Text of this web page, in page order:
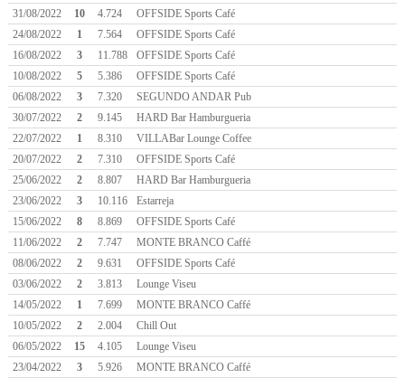
31/08/2022
10 4.724
OFFSIDE Sports Café
24/08/2022
1 7.564
OFFSIDE Sports Café
16/08/2022
3 11.788
OFFSIDE Sports Café
10/08/2022
5 5.386
OFFSIDE Sports Café
06/08/2022
3 7.320
SEGUNDO ANDAR Pub
30/07/2022
2 9.145
HARD Bar Hamburgueria
22/07/2022
1 8.310
VILLABar Lounge Coffee
20/07/2022
2 7.310
OFFSIDE Sports Café
25/06/2022
2 8.807
HARD Bar Hamburgueria
23/06/2022
3 10.116
Estarreja
15/06/2022
8 8.869
OFFSIDE Sports Café
11/06/2022
2 7.747
MONTE BRANCO Caffé
08/06/2022
2 9.631
OFFSIDE Sports Café
03/06/2022
2 3.813
Lounge Viseu
14/05/2022
1 7.699
MONTE BRANCO Caffé
10/05/2022
2 2.004
Chill Out
06/05/2022
15 4.105
Lounge Viseu
23/04/2022
3 5.926
MONTE BRANCO Caffé